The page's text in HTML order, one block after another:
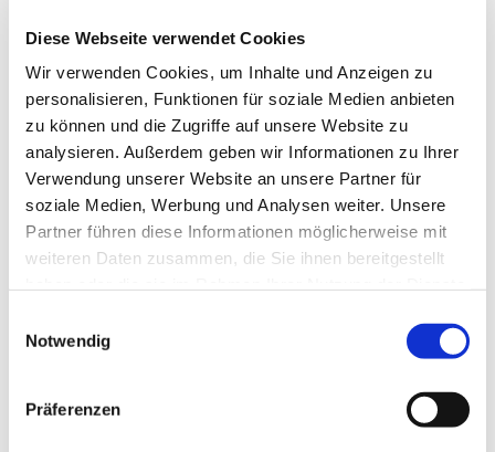
Diese Webseite verwendet Cookies
Wir verwenden Cookies, um Inhalte und Anzeigen zu
personalisieren, Funktionen für soziale Medien anbieten
zu können und die Zugriffe auf unsere Website zu
analysieren. Außerdem geben wir Informationen zu Ihrer
Verwendung unserer Website an unsere Partner für
soziale Medien, Werbung und Analysen weiter. Unsere
Partner führen diese Informationen möglicherweise mit
weiteren Daten zusammen, die Sie ihnen bereitgestellt
Notwendig
PräferenzenDies könnte Sie auch